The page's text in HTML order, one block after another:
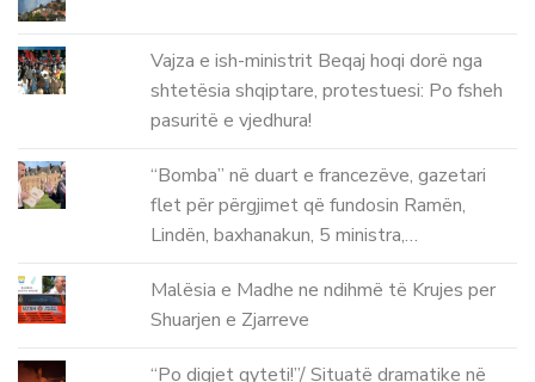
Vajza e ish-ministrit Beqaj hoqi dorë nga
shtetësia shqiptare, protestuesi: Po fsheh
pasuritë e vjedhura!
“Bomba” në duart e francezëve, gazetari
flet për përgjimet që fundosin Ramën,
Lindën, baxhanakun, 5 ministra,…
Malësia e Madhe ne ndihmë të Krujes per
Shuarjen e Zjarreve
“Po digjet qyteti!”/ Situatë dramatike në